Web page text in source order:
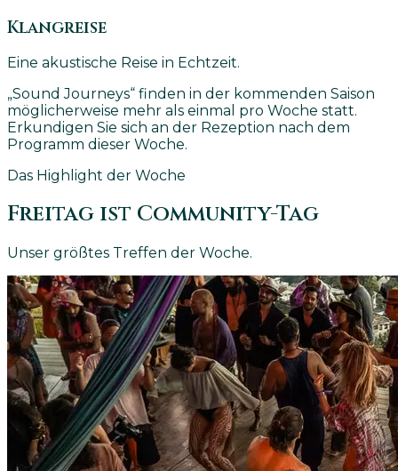
Klangreise
Eine akustische Reise in Echtzeit.
„Sound Journeys“ finden in der kommenden Saison
möglicherweise mehr als einmal pro Woche statt.
Erkundigen Sie sich an der Rezeption nach dem
Programm dieser Woche.
Das Highlight der Woche
Freitag ist Community-Tag
Unser größtes Treffen der Woche.